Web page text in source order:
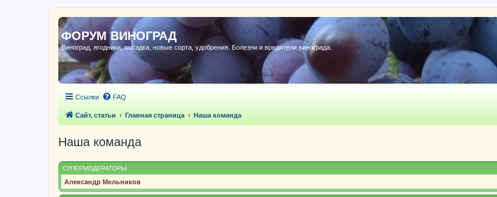
ФОРУМ ВИНОГРАД
Виноград, ягодники, посадка, новые сорта, удобрения. Болезни и вредители винограда.
Ссылки FAQ
Сайт, статьи Главная страница Наша команда
Наша команда
СУПЕРМОДЕРАТОРЫ
Александр Мельников